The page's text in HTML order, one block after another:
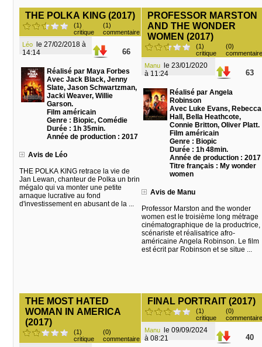
THE POLKA KING (2017)
(1)
critique
(1)
commentaire
Léo
14:14
66
Réalisé par Maya Forbes
Avec Jack Black, Jenny
Slate, Jason Schwartzman,
Jacki Weaver, Willie
Garson.
Film américain
Genre : Biopic, Comédie
Durée : 1h 35min.
Année de production : 2017
Avis de Léo
THE POLKA KING retrace la vie de
Jan Lewan, chanteur de Polka un brin
mégalo qui va monter une petite
arnaque lucrative au fond
d'investissement en abusant de la ...
PROFESSOR MARSTON
AND THE WONDER
WOMEN (2017)
(1)
critique
(0)
commentaire
Manu
à 11:24
63
Réalisé par Angela
Robinson
Avec Luke Evans, Rebecca
Hall, Bella Heathcote,
Connie Britton, Oliver Platt.
Film américain
Genre : Biopic
Durée : 1h 48min.
Année de production : 2017
Titre français : My wonder
women
Avis de Manu
Professor Marston and the wonder
women est le troisième long métrage
cinématographique de la productrice,
scénariste et réalisatrice afro-
américaine Angela Robinson. Le film
est écrit par Robinson et se situe ...
THE MOST HATED
WOMAN IN AMERICA
(2017)
(1)
critique
(0)
commentaire
FINAL PORTRAIT (2017)
(1)
critique
(0)
commentaire
Manu
à 08:21
40